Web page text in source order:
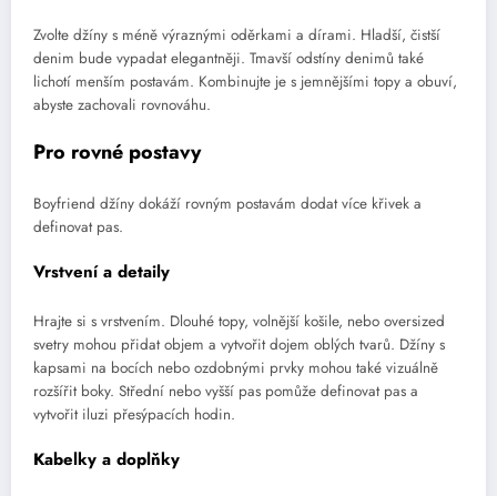
Zvolte džíny s méně výraznými oděrkami a dírami. Hladší, čistší
denim bude vypadat elegantněji. Tmavší odstíny denimů také
lichotí menším postavám. Kombinujte je s jemnějšími topy a obuví,
abyste zachovali rovnováhu.
Pro rovné postavy
Boyfriend džíny dokáží rovným postavám dodat více křivek a
definovat pas.
Vrstvení a detaily
Hrajte si s vrstvením. Dlouhé topy, volnější košile, nebo oversized
svetry mohou přidat objem a vytvořit dojem oblých tvarů. Džíny s
kapsami na bocích nebo ozdobnými prvky mohou také vizuálně
rozšířit boky. Střední nebo vyšší pas pomůže definovat pas a
vytvořit iluzi přesýpacích hodin.
Kabelky a doplňky